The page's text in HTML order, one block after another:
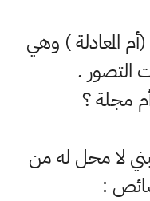
المعادلة ) وهي
التصور .
مجلة ؟
لا محل له من
: